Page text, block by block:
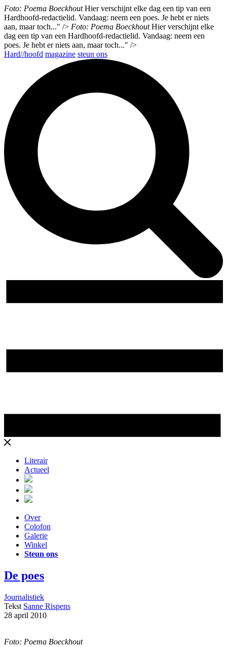
Foto: Poema BoeckhoutHier verschijnt elke dag een tip van een
Hardhoofd-redactielid. Vandaag: neem een poes. Je hebt er niets
aan, maar toch..." /> Foto: Poema BoeckhoutHier verschijnt elke
dag een tip van een Hardhoofd-redactielid. Vandaag: neem een
poes. Je hebt er niets aan, maar toch..." />
Hard//hoofd magazine steun ons
Literair
Actueel
Over
Colofon
Galerie
Winkel
Steun ons
De poes
Journalistiek
Tekst Sanne Rispens
28 april 2010
Foto: Poema Boeckhout